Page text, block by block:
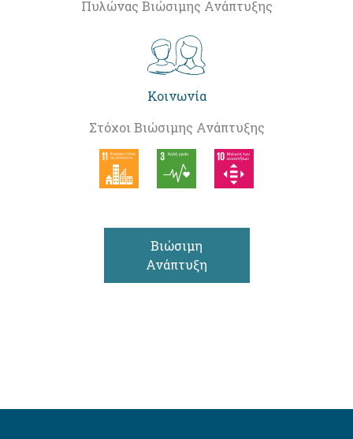
Πυλώνας Βιώσιμης Ανάπτυξης
Κοινωνία
Στόχοι Βιώσιμης Ανάπτυξης
Βιώσιμη
Ανάπτυξη